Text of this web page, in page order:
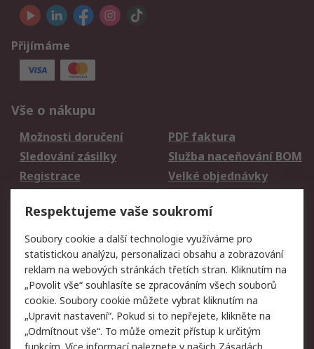
Přijímáme
Vše o nákupu
Možnosti doručení
PDF faktura
Sledování zásilky
Služba naceňování BOM
Registrace
Velké objednávky
Právní
Autorská práva
Obchodní podmínky
společnosti RS
Prohlášení o ochraně
údajů
Zabezpečení
elektronické pošty
Zásady pro soubory
Zásady ochrany
Respektujeme vaše soukromí
Soubory cookie a další technologie využíváme pro
statistickou analýzu, personalizaci obsahu a zobrazování
reklam na webových stránkách třetích stran. Kliknutím na
„Povolit vše“ souhlasíte se zpracováním všech souborů
cookie. Soubory cookie můžete vybrat kliknutím na
„Upravit nastavení“. Pokud si to nepřejete, klikněte na
„Odmítnout vše“. To může omezit přístup k určitým